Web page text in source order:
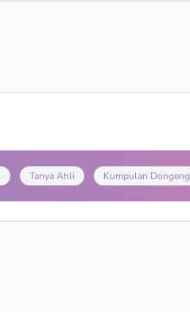
Tanya Ahli Kumpulan Dongeng